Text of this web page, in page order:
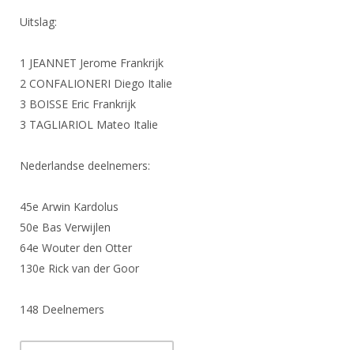
Uitslag:
1 JEANNET Jerome Frankrijk
2 CONFALIONERI Diego Italie
3 BOISSE Eric Frankrijk
3 TAGLIARIOL Mateo Italie
Nederlandse deelnemers:
45e Arwin Kardolus
50e Bas Verwijlen
64e Wouter den Otter
130e Rick van der Goor
148 Deelnemers